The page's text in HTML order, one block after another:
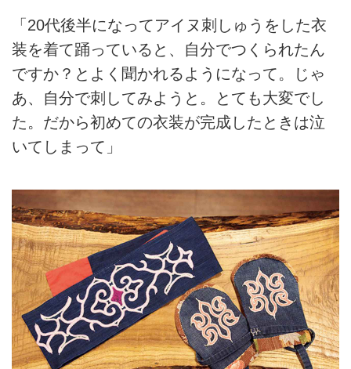
「20代後半になってアイヌ刺しゅうをした衣
装を着て踊っていると、自分でつくられたん
ですか？とよく聞かれるようになって。じゃ
あ、自分で刺してみようと。とても大変でし
た。だから初めての衣装が完成したときは泣
いてしまって」